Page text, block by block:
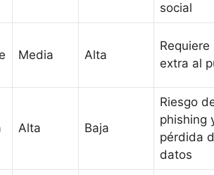
social
Media Alta
Requiere
extra al
Alta Baja
Riesgo
phishing
pérdida
datos